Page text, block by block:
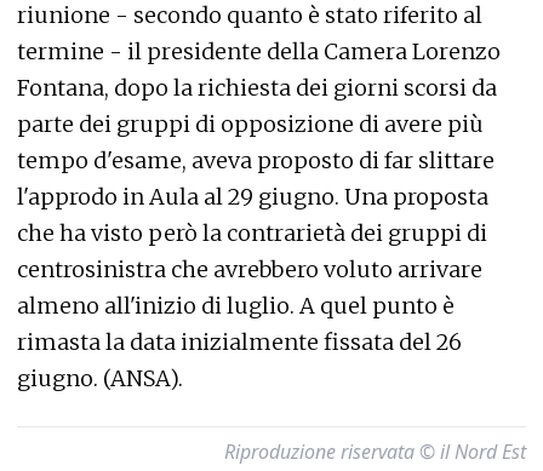
riunione - secondo quanto è stato riferito al
termine - il presidente della Camera Lorenzo
Fontana, dopo la richiesta dei giorni scorsi da
parte dei gruppi di opposizione di avere più
tempo d'esame, aveva proposto di far slittare
l'approdo in Aula al 29 giugno. Una proposta
che ha visto però la contrarietà dei gruppi di
centrosinistra che avrebbero voluto arrivare
almeno all'inizio di luglio. A quel punto è
rimasta la data inizialmente fissata del 26
giugno. (ANSA).
Riproduzione riservata © il Nord Est